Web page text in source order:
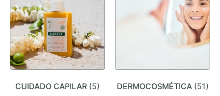
CUIDADO CAPILAR (5) DERMOCOSMÉTICA (51)